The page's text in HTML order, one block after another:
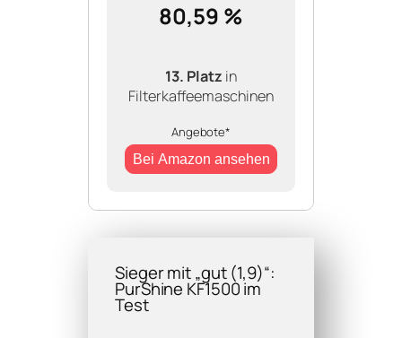
80,59 %
13. Platz in
Filterkaffeemaschinen
Angebote*
Bei Amazon ansehen
Sieger mit „gut (1,9)“:
PurShine KF1500 im
Test